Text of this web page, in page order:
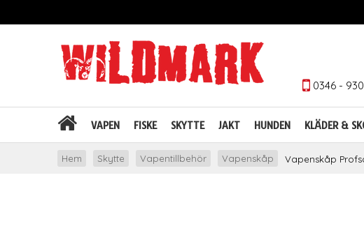
0346 -
VAPEN FISKE SKYTTE JAKT HUNDEN KLÄDER &
Hem Skytte Vapentillbehör Vapenskåp Vapenskåp